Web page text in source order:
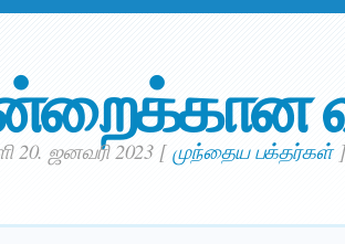
20. ஜனவரி 2023 [முந்தைய பக்தர்கள்]